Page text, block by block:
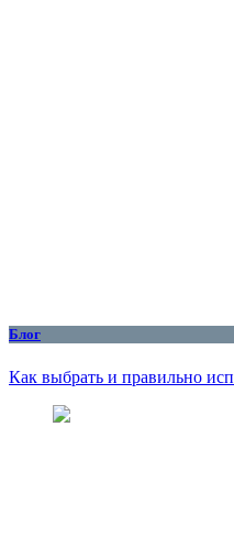
Блог
Как выбрать и правильно